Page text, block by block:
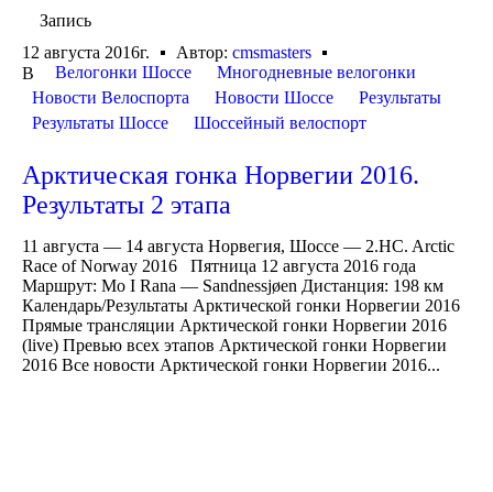
Запись
12 августа 2016г.
Автор: cmsmasters
В
Велогонки Шоссе
Многодневные велогонки
Новости Велоспорта
Новости Шоссе
Результаты
Результаты Шоссе
Шоссейный велоспорт
Арктическая гонка Норвегии 2016.
Результаты 2 этапа
11 августа — 14 августа Норвегия, Шоссе — 2.HC. Arctic
Race of Norway 2016 Пятница 12 августа 2016 года
Маршрут: Mo I Rana — Sandnessjøen Дистанция: 198 км
Календарь/Результаты Арктической гонки Норвегии 2016
Прямые трансляции Арктической гонки Норвегии 2016
(live) Превью всех этапов Арктической гонки Норвегии
2016 Все новости Арктической гонки Норвегии 2016...